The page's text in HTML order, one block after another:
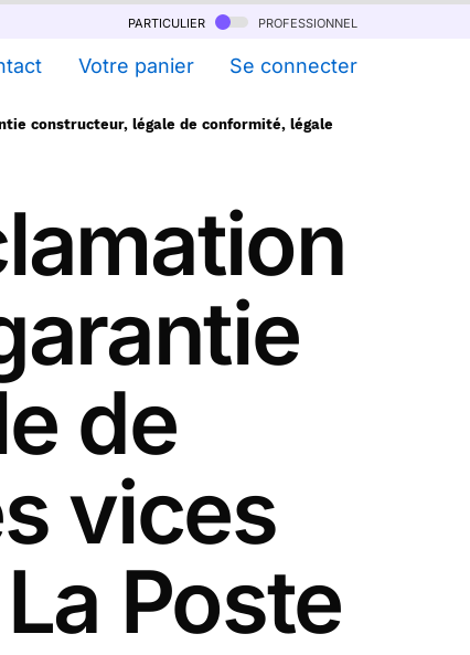
particulier professionnel
Votre panier Se connecter
constructeur, légale de conformité, légale
de
vices
Poste